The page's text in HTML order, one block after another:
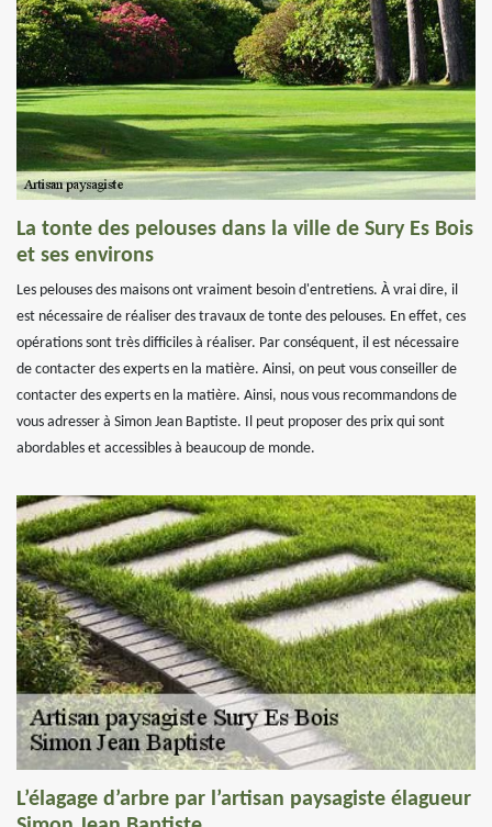
La tonte des pelouses dans la ville de Sury Es Bois
et ses environs
Les pelouses des maisons ont vraiment besoin d'entretiens. À vrai dire, il
est nécessaire de réaliser des travaux de tonte des pelouses. En effet, ces
opérations sont très difficiles à réaliser. Par conséquent, il est nécessaire
de contacter des experts en la matière. Ainsi, on peut vous conseiller de
contacter des experts en la matière. Ainsi, nous vous recommandons de
vous adresser à Simon Jean Baptiste. Il peut proposer des prix qui sont
abordables et accessibles à beaucoup de monde.
L’élagage d’arbre par l’artisan paysagiste élagueur